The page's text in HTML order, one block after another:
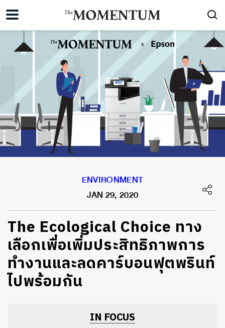
ENVIRONMENT
JAN 29, 2020
The Ecological Choice ทาง
เลือกเพื่อเพิ่มประสิทธิภาพการ
ทำงานและลดคาร์บอนฟุตพรินท์
ไปพร้อมกัน
IN FOCUS